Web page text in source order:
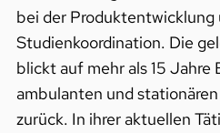
bei der Produktentwicklung
Studienkoordination. Die
blickt auf mehr als 15
ambulanten und
zurück. In ihrer aktuellen